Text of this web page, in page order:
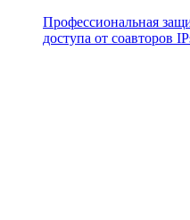
Профессиональная
доступа от соавторов